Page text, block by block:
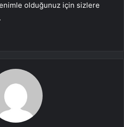
olduğunuz için sizlere